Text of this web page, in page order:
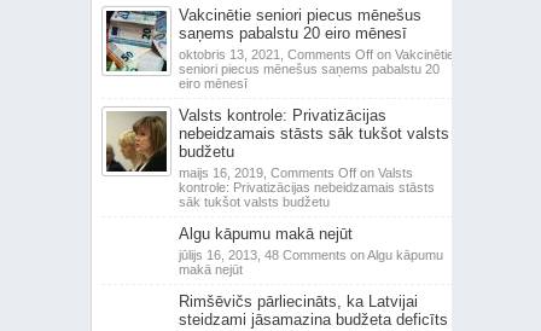
Vakcinētie seniori piecus mēnešus
saņems pabalstu 20 eiro mēnesī
oktobris 13, 2021, Comments Offon Vakcinētie
seniori piecus mēnešus saņems pabalstu 20
eiro mēnesī
Valsts kontrole: Privatizācijas
nebeidzamais stāsts sāk tukšot valsts
budžetu
maijs 16, 2019, Comments Offon Valsts
kontrole: Privatizācijas nebeidzamais stāsts
sāk tukšot valsts budžetu
Algu kāpumu makā nejūt
jūlijs 16, 2013, 48 Comments on Algu kāpumu
makā nejūt
Rimšēvičs pārliecināts, ka Latvijai
steidzami jāsamazina budžeta deficīts